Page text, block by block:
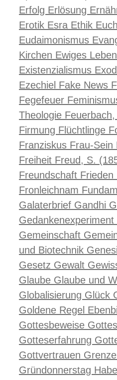
Erfolg Erlösung
Erotik Esra Ethik
Eudaimonismus
Kirchen Ewiges Leben
Existenzialismus
Ezechiel Fake News
Fegefeuer
Theologie
Firmung Flüchtlinge
Franziskus Frau-Sein
Freiheit Freud, S.
Freundschaft Frieden
Fronleichnam
Galaterbrief Gandhi
Gedankenexperiment
Gemeinschaft
und Biotechnik
Gesetz Gewalt
Glaube Glaube und
Globalisierung Glück
Goldene Regel
Gottesbeweise
Gotteserfahrung
Gottvertrauen
Gründonnerstag